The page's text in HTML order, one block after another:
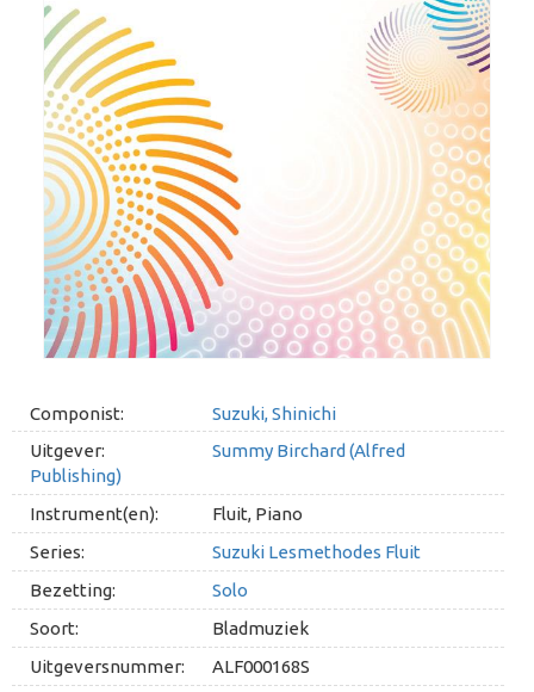
Componist:
Suzuki, Shinichi
Uitgever:
Summy Birchard (Alfred
Publishing)
Instrument(en):
Fluit, Piano
Series:
Suzuki Lesmethodes Fluit
Bezetting:
Solo
Soort:
Bladmuziek
Uitgeversnummer:
ALF000168S